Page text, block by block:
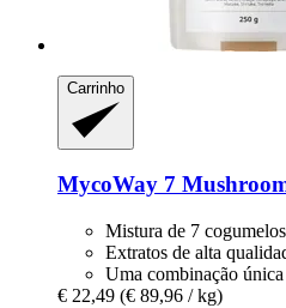
Carrinho
MycoWay 7
Mistura de 7 cogumelos
Extratos de alta
Uma combinação única
€ 22,49 (€ 89,96 / kg)